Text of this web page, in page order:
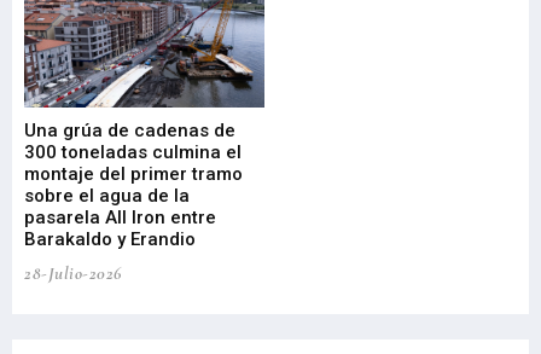
Una grúa de cadenas de
300 toneladas culmina el
montaje del primer tramo
sobre el agua de la
pasarela All Iron entre
Barakaldo y Erandio
28-Julio-2026